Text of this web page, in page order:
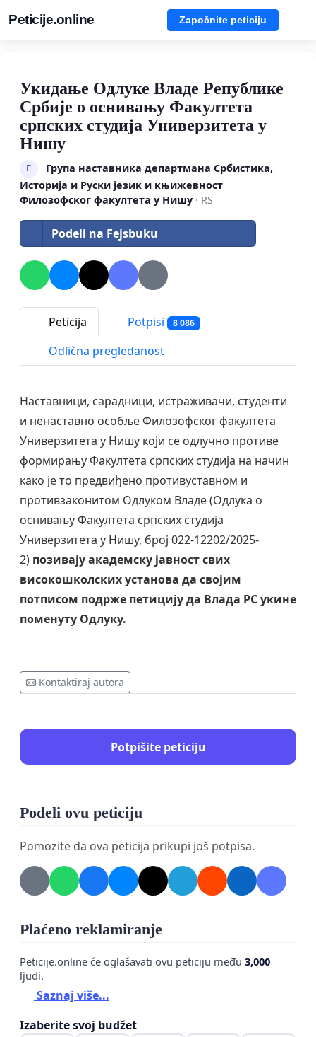
Peticije.online Započnite peticiju
Укидање Одлуке Владе Републике
Србије о оснивању Факултета
српских студија Универзитета у
Нишу
Г
Група наставника департмана Србистика,
Историја и Руски језик и књижевност
Филозофског факултета у Нишу · RS
Podeli na Fejsbuku
Peticija Potpisi 8 086
Odlična pregledanost
Наставници, сарадници, истраживачи, студенти
и ненаставно особље Филозофског факултета
Универзитета у Нишу који се одлучно противе
формирању Факултета српских студија на начин
како је то предвиђено противуставном и
противзаконитом Одлуком Владе (Одлука о
оснивању Факултета српских студија
Универзитета у Нишу, број 022-12202/2025-
2) позивају академску јавност свих
високошколских установа да својим
потписом подрже петицију да Влада РС укине
поменуту Одлуку.
Kontaktiraj autora
Potpišite peticiju
Podeli ovu peticiju
Pomozite da ova peticija prikupi još potpisa.
Plaćeno reklamiranje
Peticije.online će oglašavati ovu peticiju među 3,000
ljudi.
Saznaj više...
Izaberite svoj budžet